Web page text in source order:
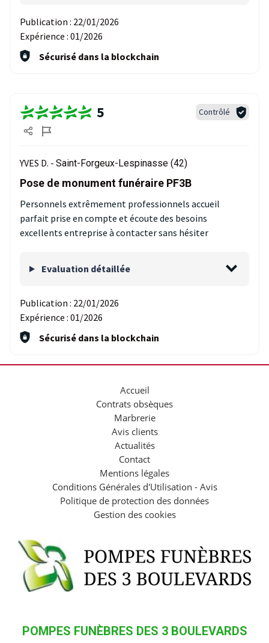
Publication : 22/01/2026
Expérience : 01/2026
Sécurisé dans la blockchain
5 Contrôlé
YVES D. - Saint-Forgeux-Lespinasse (42)
Pose de monument funéraire PF3B
Personnels extrêmement professionnels accueil
parfait prise en compte et écoute des besoins
excellents entreprise à contacter sans hésiter
Evaluation détaillée
Publication : 22/01/2026
Expérience : 01/2026
Sécurisé dans la blockchain
Accueil
Contrats obsèques
Marbrerie
Avis clients
Actualités
Contact
Mentions légales
Conditions Générales d'Utilisation - Avis
Politique de protection des données
Gestion des cookies
POMPES FUNÈBRES DES 3 BOULEVARDS